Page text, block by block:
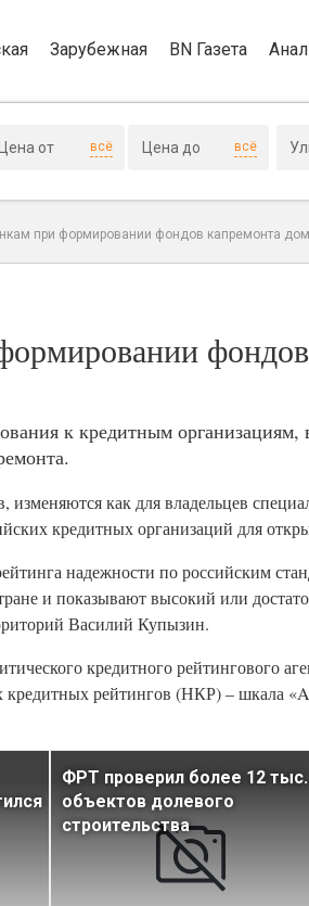
Зарубежная BN Газета
всё всё
при формировании фондов капремонта
к кредитным организациям,
как для владельцев
кредитных организаций для
надежности по российским
и показывают высокий или
Василий Купызин.
кредитного рейтингового
рейтингов (НКР) – шкала
ФРТ проверил более 12 тыс.
объектов долевого
строительства